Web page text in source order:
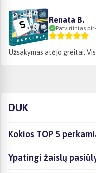
Renata B.
Patvirtintas
Užsakymas atėjo greitai.
DUK
Kokios TOP 5
Ypatingi žaislų